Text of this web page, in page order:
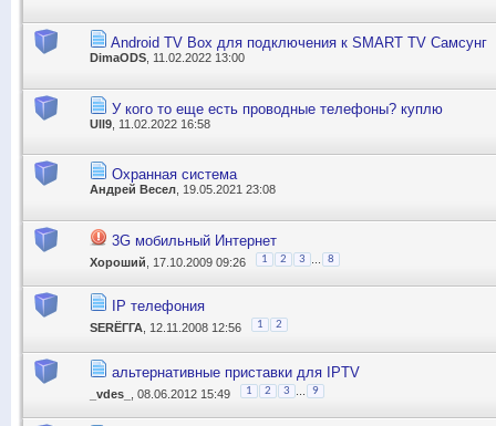
Android TV Box для подключения к SMART TV Самсунг
DimaODS, 11.02.2022 13:00
У кого то еще есть проводные телефоны? куплю
Ull9 , 11.02.2022 16:58
Охранная система
Андрей Весел , 19.05.2021 23:08
3G мобильный Интернет
Хороший , 17.10.2009 09:26 1 2 3 8
IP телефония
SЕRЁГГА , 12.11.2008 12:56 1 2
альтернативные приставки для IPTV
_vdes_ , 08.06.2012 15:49 1 2 3 9